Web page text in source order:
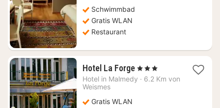
Schwimmbad
Gratis WLAN
Restaurant
Hotel La Forge1
Nacht
ab
, 3 Sterne
Hotel in Malmedy · 6.2 Km von
Weismes
Gratis WLAN